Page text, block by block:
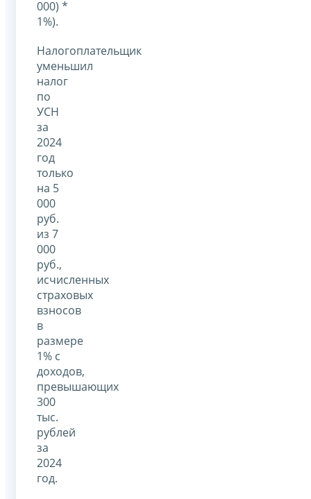
000) *
1%).
Налогоплательщик
уменьшил
налог
по
УСН
за
2024
год
только
на 5
000
руб.
из 7
000
руб.,
исчисленных
страховых
взносов
в
размере
1% с
доходов,
превышающих
300
тыс.
рублей
за
2024
год.